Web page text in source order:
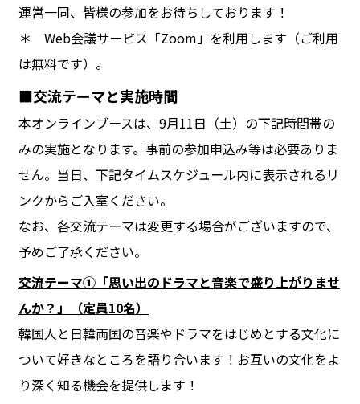
運営一同、皆様の参加をお待ちしております！
＊ Web会議サービス「Zoom」を利用します（ご利用
は無料です）。
■交流テーマと実施時間
本オンラインブースは、9月11日（土）の下記時間帯の
みの実施となります。事前の参加申込み等は必要ありま
せん。当日、下記タイムスケジュール内に表示されるリ
ンクからご入室ください。
なお、各交流テーマは変更する場合がございますので、
予めご了承ください。
交流テーマ①「思い出のドラマと音楽で盛り上がりませ
んか？」（定員10名）
韓国人と日韓両国の音楽やドラマをはじめとする文化に
ついて好きなところを語り合います！お互いの文化をよ
り深く知る機会を提供します！